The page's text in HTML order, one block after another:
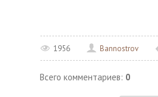
1956 Bannostrov
Всего комментариев: 0